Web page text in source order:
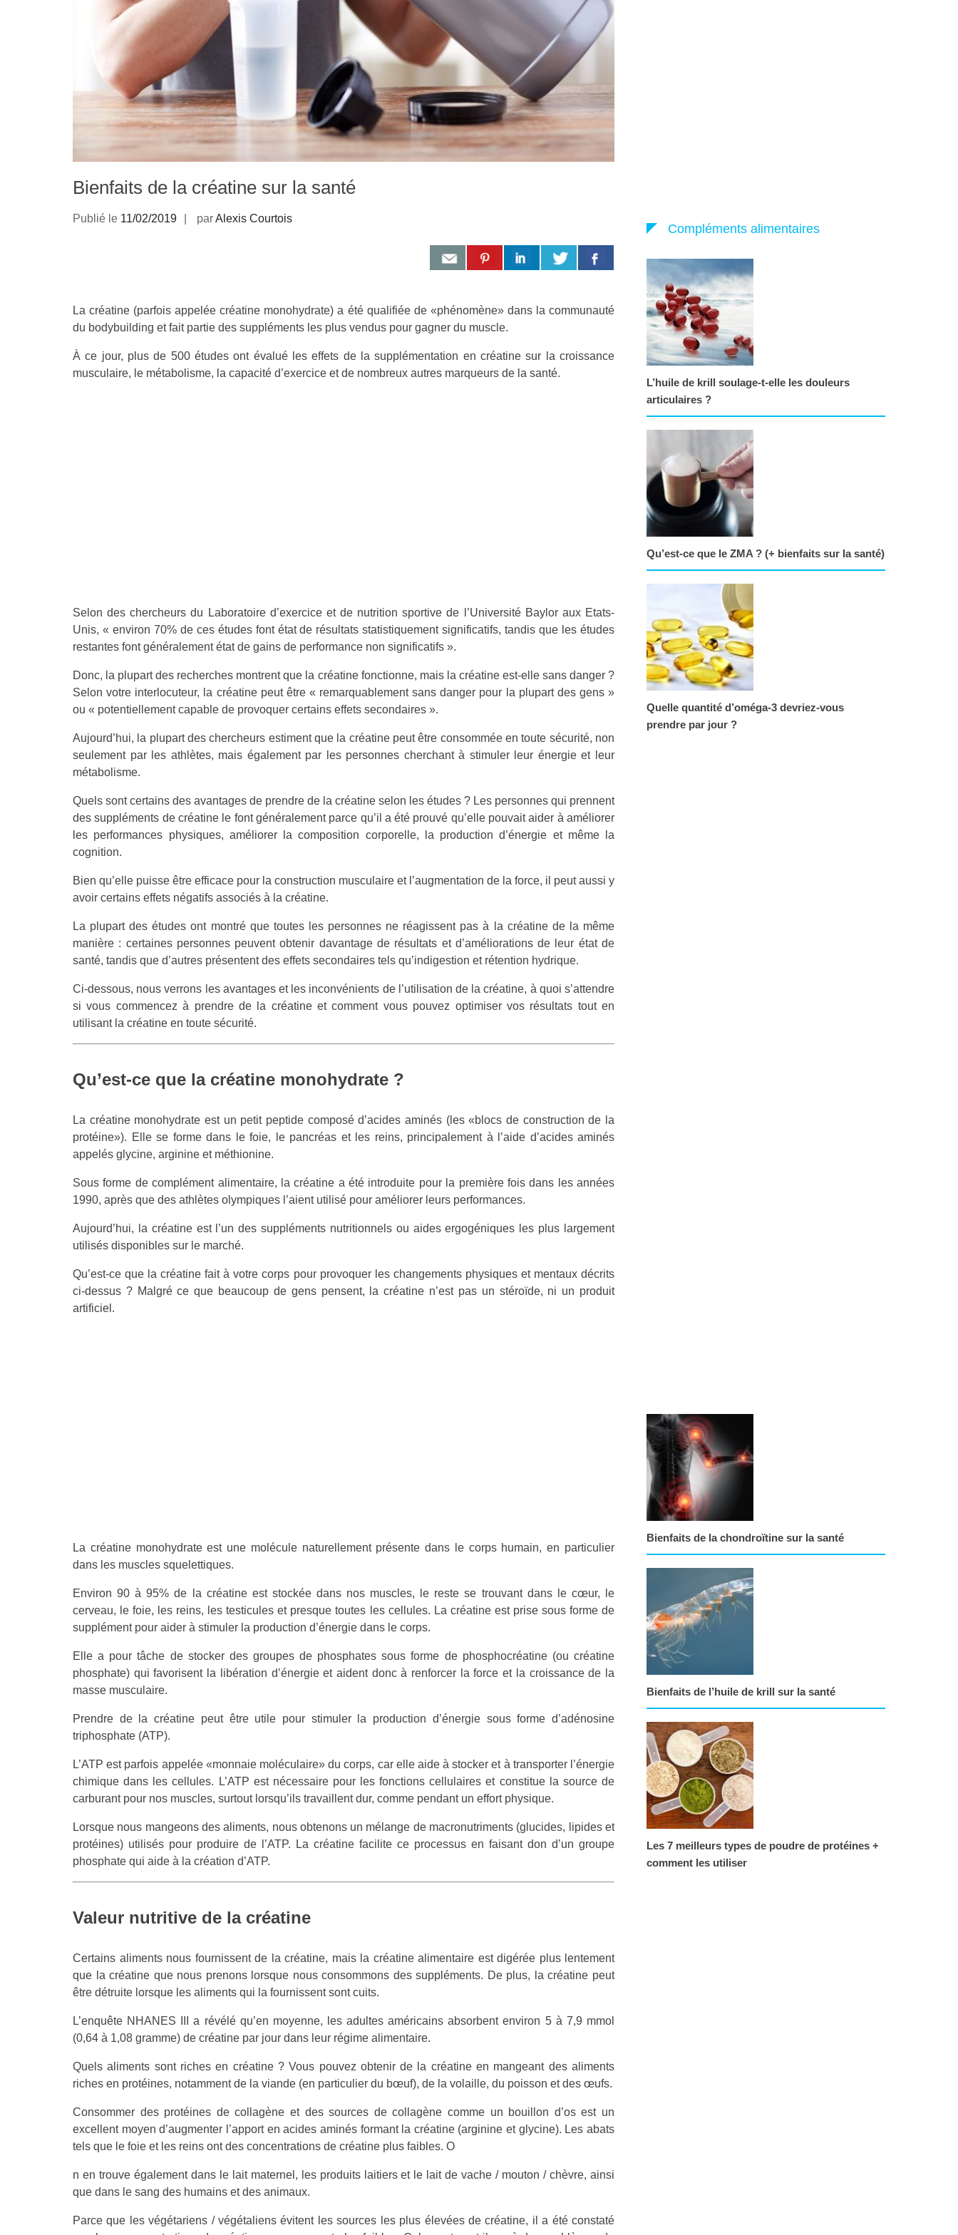
Bienfaits de la créatine sur la santé
Publié le 11/02/2019 parAlexis Courtois
La créatine (parfois appelée créatine monohydrate) a été qualifiée de «phénomène» dans la communauté
du bodybuilding et fait partie des suppléments les plus vendus pour gagner du muscle.
À ce jour, plus de 500 études ont évalué les effets de la supplémentation en créatine sur la croissance
musculaire, le métabolisme, la capacité d’exercice et de nombreux autres marqueurs de la santé.
Selon des chercheurs du Laboratoire d’exercice et de nutrition sportive de l’Université Baylor aux Etats-
Unis, « environ 70% de ces études font état de résultats statistiquement significatifs, tandis que les études
restantes font généralement état de gains de performance non significatifs ».
Donc, la plupart des recherches montrent que la créatine fonctionne, mais la créatine est-elle sans danger ?
Selon votre interlocuteur, la créatine peut être « remarquablement sans danger pour la plupart des gens »
ou « potentiellement capable de provoquer certains effets secondaires ».
Aujourd’hui, la plupart des chercheurs estiment que la créatine peut être consommée en toute sécurité, non
seulement par les athlètes, mais également par les personnes cherchant à stimuler leur énergie et leur
métabolisme.
Quels sont certains des avantages de prendre de la créatine selon les études ? Les personnes qui prennent
des suppléments de créatine le font généralement parce qu’il a été prouvé qu’elle pouvait aider à améliorer
les performances physiques, améliorer la composition corporelle, la production d’énergie et même la
cognition.
Bien qu’elle puisse être efficace pour la construction musculaire et l’augmentation de la force, il peut aussi y
avoir certains effets négatifs associés à la créatine.
La plupart des études ont montré que toutes les personnes ne réagissent pas à la créatine de la même
manière : certaines personnes peuvent obtenir davantage de résultats et d’améliorations de leur état de
santé, tandis que d’autres présentent des effets secondaires tels qu’indigestion et rétention hydrique.
Ci-dessous, nous verrons les avantages et les inconvénients de l’utilisation de la créatine, à quoi s’attendre
si vous commencez à prendre de la créatine et comment vous pouvez optimiser vos résultats tout en
utilisant la créatine en toute sécurité.
Qu’est-ce que la créatine monohydrate ?
La créatine monohydrate est un petit peptide composé d’acides aminés (les «blocs de construction de la
protéine»). Elle se forme dans le foie, le pancréas et les reins, principalement à l’aide d’acides aminés
appelés glycine, arginine et méthionine.
Sous forme de complément alimentaire, la créatine a été introduite pour la première fois dans les années
1990, après que des athlètes olympiques l’aient utilisé pour améliorer leurs performances.
Aujourd’hui, la créatine est l’un des suppléments nutritionnels ou aides ergogéniques les plus largement
utilisés disponibles sur le marché.
Qu’est-ce que la créatine fait à votre corps pour provoquer les changements physiques et mentaux décrits
ci-dessus ? Malgré ce que beaucoup de gens pensent, la créatine n’est pas un stéroïde, ni un produit
artificiel.
La créatine monohydrate est une molécule naturellement présente dans le corps humain, en particulier
dans les muscles squelettiques.
Environ 90 à 95% de la créatine est stockée dans nos muscles, le reste se trouvant dans le cœur, le
cerveau, le foie, les reins, les testicules et presque toutes les cellules. La créatine est prise sous forme de
supplément pour aider à stimuler la production d’énergie dans le corps.
Elle a pour tâche de stocker des groupes de phosphates sous forme de phosphocréatine (ou créatine
phosphate) qui favorisent la libération d’énergie et aident donc à renforcer la force et la croissance de la
masse musculaire.
Prendre de la créatine peut être utile pour stimuler la production d’énergie sous forme d’adénosine
triphosphate (ATP).
L’ATP est parfois appelée «monnaie moléculaire» du corps, car elle aide à stocker et à transporter l’énergie
chimique dans les cellules. L’ATP est nécessaire pour les fonctions cellulaires et constitue la source de
carburant pour nos muscles, surtout lorsqu’ils travaillent dur, comme pendant un effort physique.
Lorsque nous mangeons des aliments, nous obtenons un mélange de macronutriments (glucides, lipides et
protéines) utilisés pour produire de l’ATP. La créatine facilite ce processus en faisant don d’un groupe
phosphate qui aide à la création d’ATP.
Valeur nutritive de la créatine
Certains aliments nous fournissent de la créatine, mais la créatine alimentaire est digérée plus lentement
que la créatine que nous prenons lorsque nous consommons des suppléments. De plus, la créatine peut
être détruite lorsque les aliments qui la fournissent sont cuits.
L’enquête NHANES III a révélé qu’en moyenne, les adultes américains absorbent environ 5 à 7,9 mmol
(0,64 à 1,08 gramme) de créatine par jour dans leur régime alimentaire.
Quels aliments sont riches en créatine ? Vous pouvez obtenir de la créatine en mangeant des aliments
riches en protéines, notamment de la viande (en particulier du bœuf), de la volaille, du poisson et des œufs.
Consommer des protéines de collagène et des sources de collagène comme un bouillon d’os est un
excellent moyen d’augmenter l’apport en acides aminés formant la créatine (arginine et glycine). Les abats
tels que le foie et les reins ont des concentrations de créatine plus faibles. O
n en trouve également dans le lait maternel, les produits laitiers et le lait de vache / mouton / chèvre, ainsi
que dans le sang des humains et des animaux.
Parce que les végétariens / végétaliens évitent les sources les plus élevées de créatine, il a été constaté
Compléments alimentaires
L’huile de krill soulage-t-elle les douleurs
articulaires ?
Qu’est-ce que le ZMA ? (+ bienfaits sur la santé)
Quelle quantité d’oméga-3 devriez-vous
prendre par jour ?
Bienfaits de la chondroïtine sur la santé
Bienfaits de l’huile de krill sur la santé
Les 7 meilleurs types de poudre de protéines +
comment les utiliser